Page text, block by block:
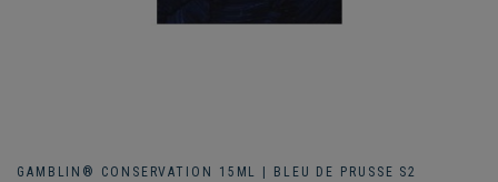
GAMBLIN® CONSERVATION 15ML | BLEU DE PRUSSE S2